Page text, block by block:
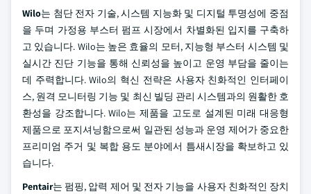
Wilo는 첨단 전자 기술, 시스템 지능화 및 디지털 투명성에 중점
을 두며 가정용 부스터 펌프 시장에서 차별화된 입지를 구축하
고 있습니다. Wilo는 높은 효율의 모터, 지능형 부스터 시스템 및
실시간 진단 기능을 통해 신뢰성을 높이고 운영 부담을 줄이는
데 주력합니다. Wilo의 혁신 전략은 사용자 친화적인 인터페이
스, 원격 모니터링 기능 및 최신 빌딩 관리 시스템과의 원활한 호
환성을 강조합니다. Wilo는 제품을 고도로 설계된 미래 대응형
제품으로 포지셔닝함으로써 일관된 성능과 운영 제어가 중요한
프리미엄 주거 및 복합 용도 분야에서 틈새시장을 확보하고 있
습니다.
Pentair는 펌핑, 압력 제어 및 전자 기능을 사용자 친화적인 장치